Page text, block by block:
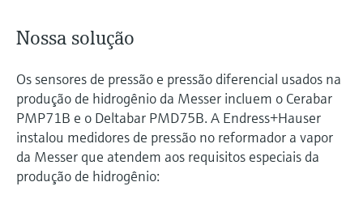
Nossa solução
Os sensores de pressão e pressão diferencial usados na
produção de hidrogênio da Messer incluem o Cerabar
PMP71B e o Deltabar PMD75B. A Endress+Hauser
instalou medidores de pressão no reformador a vapor
da Messer que atendem aos requisitos especiais da
produção de hidrogênio: